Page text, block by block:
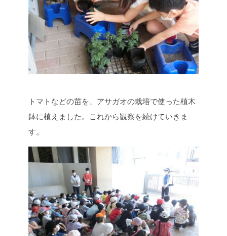
トマトなどの苗を、アサガオの栽培で使った植木
鉢に植えました。これから観察を続けていきま
す。